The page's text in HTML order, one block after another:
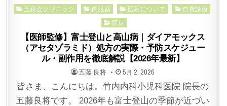
in
五良会クリニック
内服薬 医院について
自費診療
院長
【医師監修】富士登山と高山病｜ダイアモックス
（アセタゾラミド）処方の実際・予防スケジュー
ル・副作用を徹底解説【2026年最新】
POSTED
BY
五藤 良将 POSTED
ON
5月 2, 2026
皆さま、こんにちは。竹内内科小児科医院 院長の
五藤良将です。 2026年も富士登山の季節が近づい